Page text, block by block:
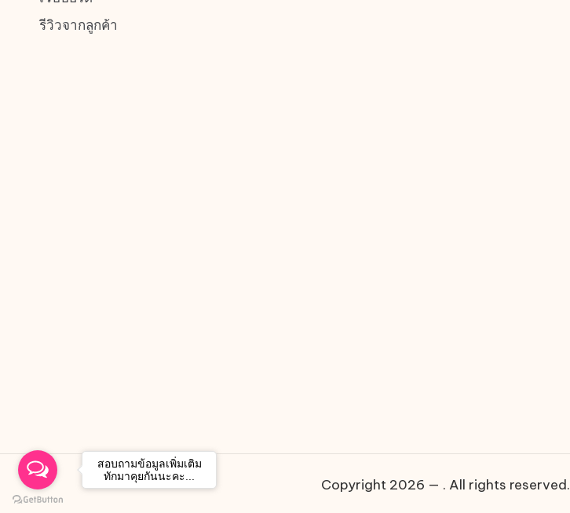
รีวิวจากลูกค้า
Copyright 2026 — . All rights reserved.
สอบถามข้อมูลเพิ่มเติม
ทักมาคุยกันนะคะ...